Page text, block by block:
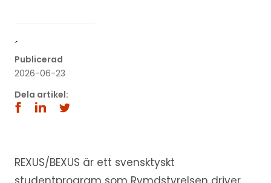
´
Publicerad
2026-06-23
Dela artikel:
REXUS/BEXUS är ett svensktyskt